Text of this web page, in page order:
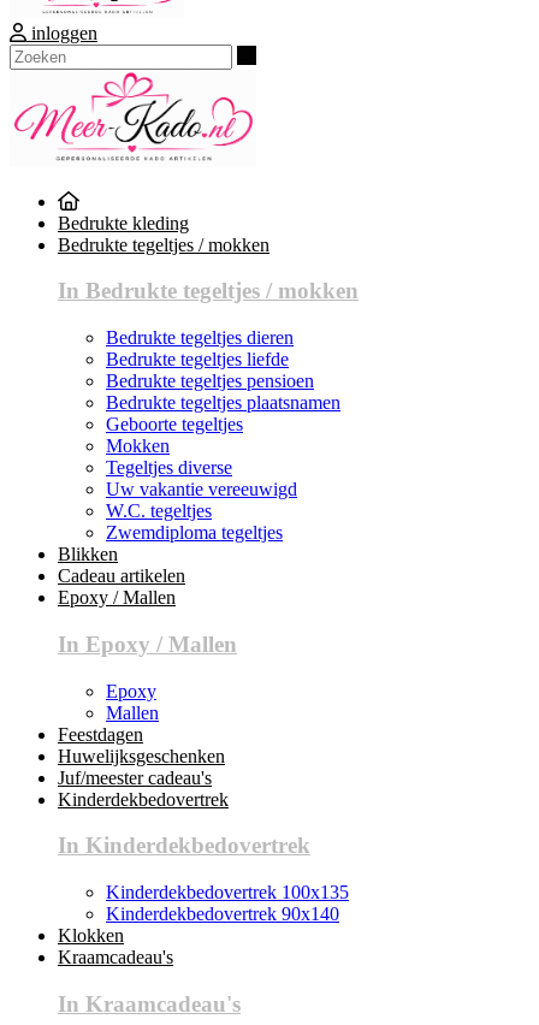
inloggen
Bedrukte kleding
Bedrukte tegeltjes / mokken
In Bedrukte tegeltjes / mokken
Bedrukte tegeltjes dieren
Bedrukte tegeltjes liefde
Bedrukte tegeltjes pensioen
Bedrukte tegeltjes plaatsnamen
Geboorte tegeltjes
Mokken
Tegeltjes diverse
Uw vakantie vereeuwigd
W.C. tegeltjes
Zwemdiploma tegeltjes
Blikken
Cadeau artikelen
Epoxy / Mallen
In Epoxy / Mallen
Epoxy
Mallen
Feestdagen
Huwelijksgeschenken
Juf/meester cadeau's
Kinderdekbedovertrek
In Kinderdekbedovertrek
Kinderdekbedovertrek 100x135
Kinderdekbedovertrek 90x140
Klokken
Kraamcadeau's
In Kraamcadeau's